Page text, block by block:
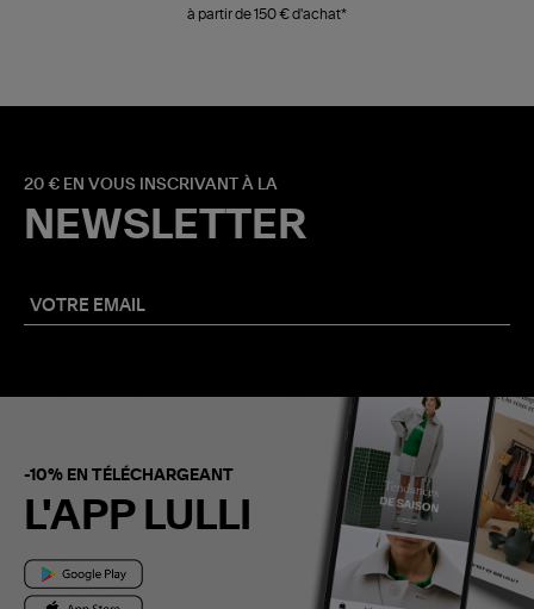
à partir de 150 € d'achat*
20 € EN VOUS INSCRIVANT À LA
NEWSLETTER
-10% EN TÉLÉCHARGEANT
L'APP LULLI